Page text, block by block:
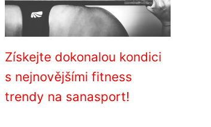
Získejte dokonalou kondici
s nejnovějšími fitness
trendy na sanasport!